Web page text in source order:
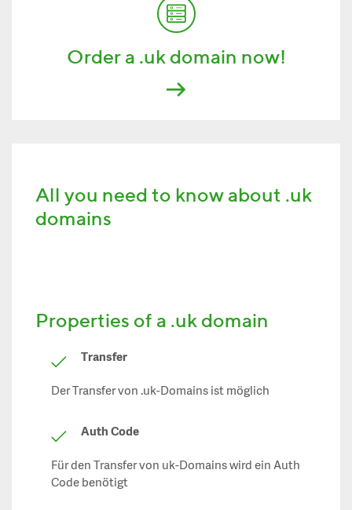
Order a .uk domain now!
All you need to know about .uk
domains
Properties of a .uk domain
Transfer
Der Transfer von .uk-Domains ist möglich
Auth Code
Für den Transfer von uk-Domains wird ein Auth
Code benötigt